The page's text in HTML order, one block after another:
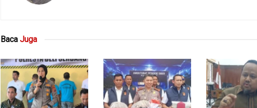
Baca Juga